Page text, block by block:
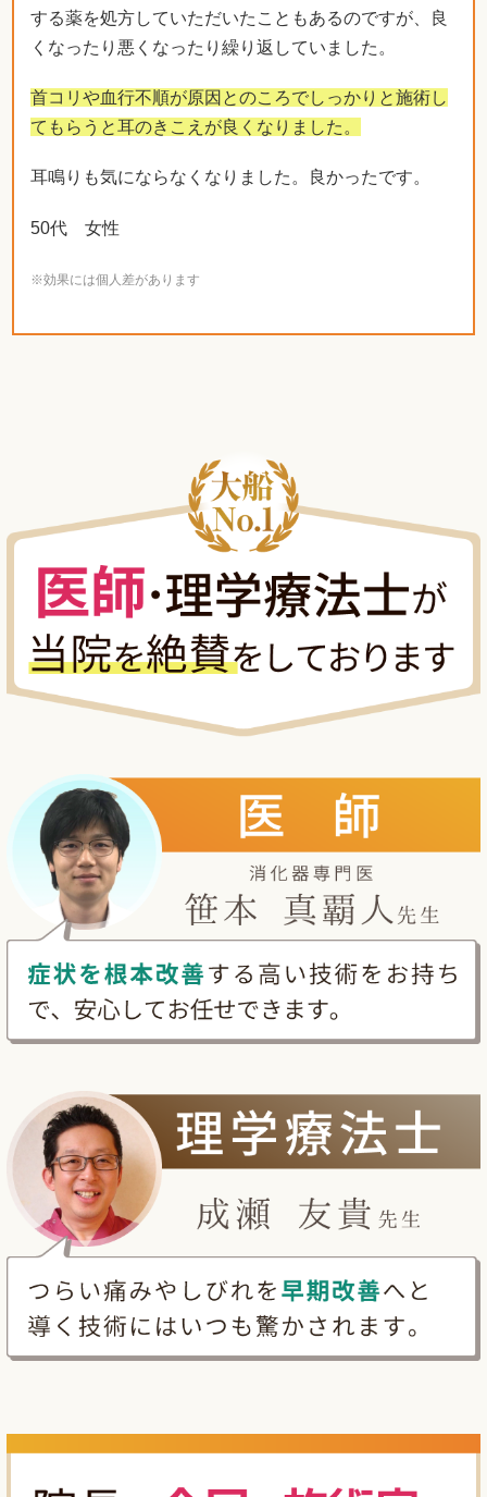
する薬を処方していただいたこともあるのですが、良
くなったり悪くなったり繰り返していました。
首コリや血行不順が原因とのころでしっかりと施術し
てもらうと耳のきこえが良くなりました。
耳鳴りも気にならなくなりました。良かったです。
50代 女性
※効果には個人差があります